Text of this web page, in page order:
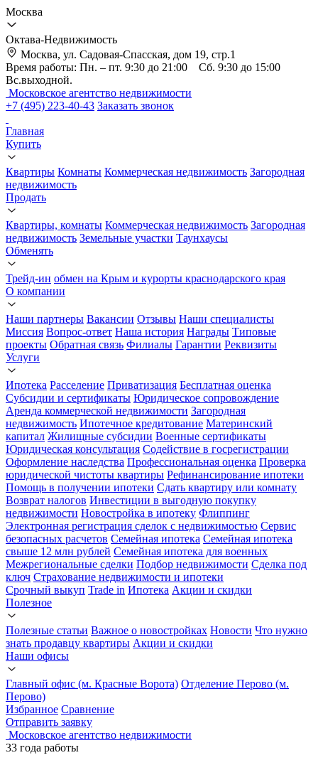
Москва
Октава-Недвижимость
Москва, ул. Садовая-Спасская, дом 19, стр.1
Время работы: Пн. – пт. 9:30 до 21:00 Сб. 9:30 до 15:00
Вс.выходной.
Московское агентство недвижимости
+7 (495) 223-40-43 Заказать звонок
Главная
Купить
Квартиры Комнаты Коммерческая недвижимость Загородная
недвижимость
Продать
Квартиры, комнаты Коммерческая недвижимость Загородная
недвижимость Земельные участки Таунхаусы
Обменять
Трейд-ин обмен на Крым и курорты краснодарского края
О компании
Наши партнеры Вакансии Отзывы Наши специалисты
Миссия Вопрос-ответ Наша история Награды Типовые
проекты Обратная связь Филиалы Гарантии Реквизиты
Услуги
Ипотека Расселение Приватизация Бесплатная оценка
Субсидии и сертификаты Юридическое сопровождение
Аренда коммерческой недвижимости Загородная
недвижимость Ипотечное кредитование Материнский
капитал Жилищные субсидии Военные сертификаты
Юридическая консультация Содействие в госрегистрации
Оформление наследства Профессиональная оценка Проверка
юридической чистоты квартиры Рефинансирование ипотеки
Помощь в получении ипотеки Сдать квартиру или комнату
Возврат налогов Инвестиции в выгодную покупку
недвижимости Новостройка в ипотеку Флиппинг
Электронная регистрация сделок с недвижимостью Сервис
безопасных расчетов Семейная ипотека Семейная ипотека
свыше 12 млн рублей Семейная ипотека для военных
Межрегиональные сделки Подбор недвижимости Сделка под
ключ Страхование недвижимости и ипотеки
Срочный выкуп Trade in Ипотека Акции и скидки
Полезное
Полезные статьи Важное о новостройках Новости Что нужно
знать продавцу квартиры Акции и скидки
Наши офисы
Главный офис (м. Красные Ворота) Отделение Перово (м.
Перово)
Избранное Сравнение
Отправить заявку
Московское агентство недвижимости
33 годa работы